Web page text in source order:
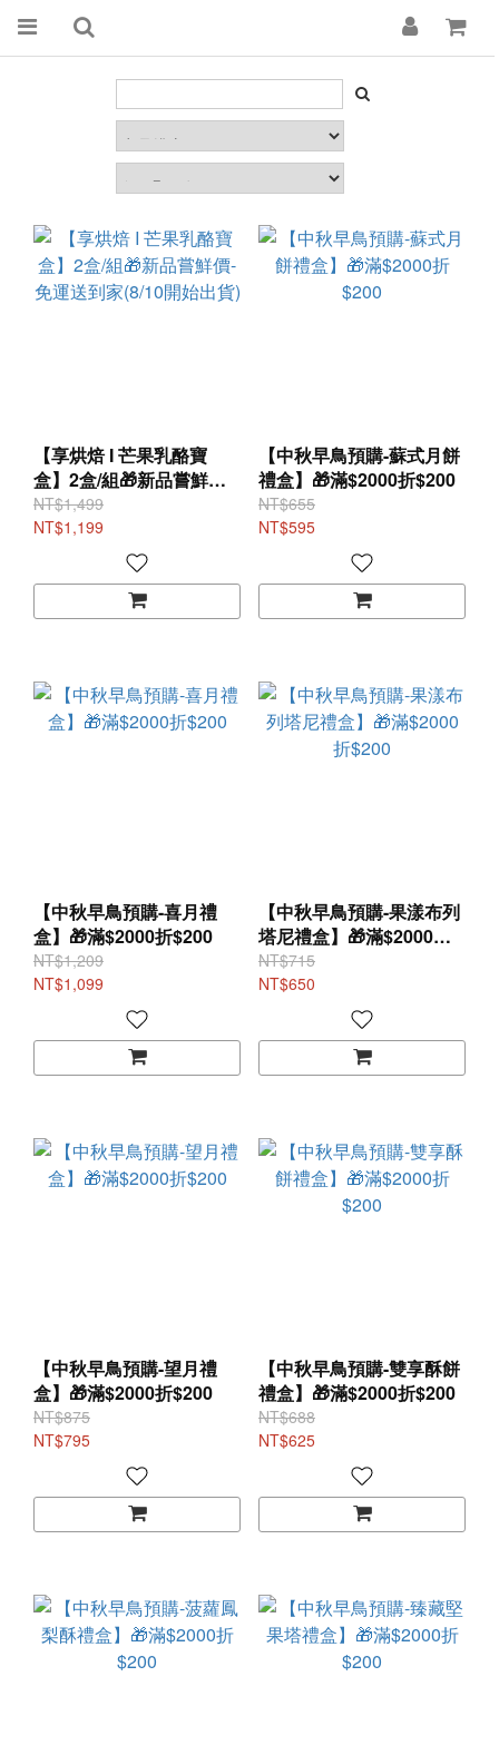
【享烘焙 I 芒果乳酪寶
盒】2盒/組🎁新品嘗鮮價-
免運送到家(8/10開始出貨)
NT$1,499
NT$1,199
【中秋早鳥預購-蘇式月餅
禮盒】🎁滿$2000折$200
NT$655
NT$595
【中秋早鳥預購-喜月禮
盒】🎁滿$2000折$200
NT$1,209
NT$1,099
【中秋早鳥預購-果漾布列
塔尼禮盒】🎁滿$2000折
$200
NT$715
NT$650
【中秋早鳥預購-望月禮
盒】🎁滿$2000折$200
NT$875
NT$795
【中秋早鳥預購-雙享酥餅
禮盒】🎁滿$2000折$200
NT$688
NT$625